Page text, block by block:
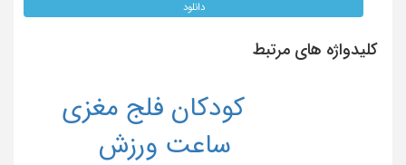
دانلود
کلیدواژه های مرتبط
ساعت ورزش
کودکان فلج مغزی